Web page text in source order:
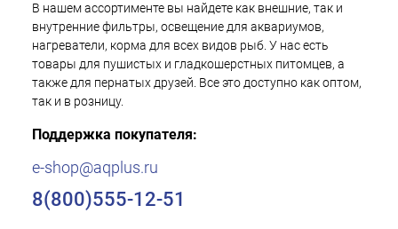
В нашем ассортименте вы найдете как внешние, так и
внутренние фильтры, освещение для аквариумов,
нагреватели, корма для всех видов рыб. У нас есть
товары для пушистых и гладкошерстных питомцев, а
также для пернатых друзей. Все это доступно как оптом,
так и в розницу.
Поддержка покупателя:
e-shop@aqplus.ru
8(800)555-12-51